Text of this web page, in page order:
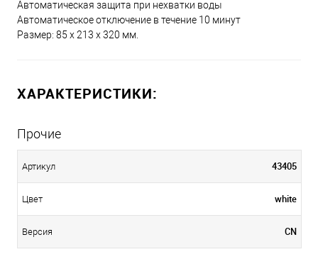
Автоматическая защита при нехватки воды
Автоматическое отключение в течение 10 минут
Размер: 85 x 213 x 320 мм.
ХАРАКТЕРИСТИКИ:
Прочие
Артикул 43405
Цвет white
Версия CN